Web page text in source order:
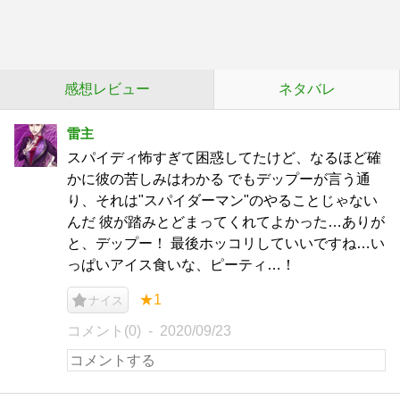
感想レビュー ネタバレ
雷主
スパイディ怖すぎて困惑してたけど、なるほど確
かに彼の苦しみはわかる でもデップーが言う通
り、それは"スパイダーマン"のやることじゃない
んだ 彼が踏みとどまってくれてよかった…ありが
と、デップー！ 最後ホッコリしていいですね…い
っぱいアイス食いな、ピーティ…！
ナイス ★1
コメント(0) 2020/09/23